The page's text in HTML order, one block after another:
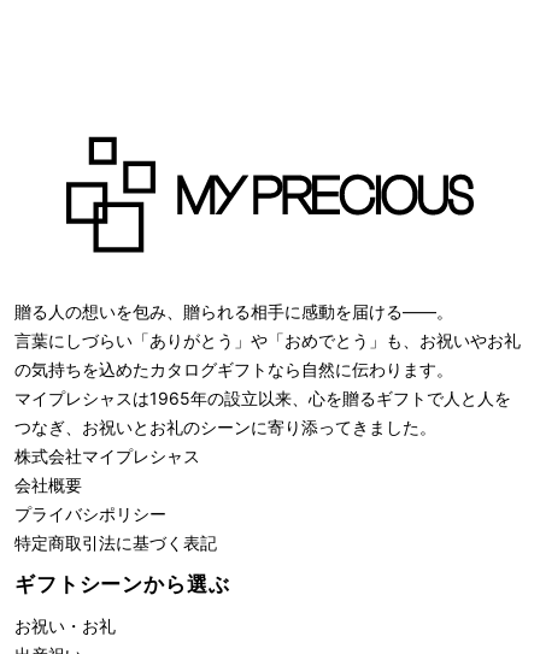
贈る人の想いを包み、贈られる相手に感動を届ける――。
言葉にしづらい「ありがとう」や「おめでとう」も、お祝いやお礼
の気持ちを込めたカタログギフトなら自然に伝わります。
マイプレシャスは1965年の設立以来、心を贈るギフトで人と人を
つなぎ、お祝いとお礼のシーンに寄り添ってきました。
株式会社マイプレシャス
会社概要
プライバシポリシー
特定商取引法に基づく表記
ギフトシーンから選ぶ
お祝い・お礼